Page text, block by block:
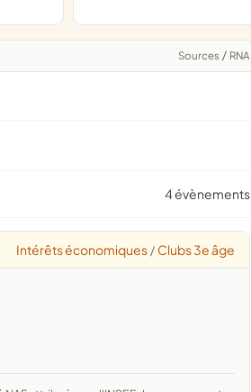
Sources / RNA
4 évènements
Intérêts économiques / Clubs 3e âge